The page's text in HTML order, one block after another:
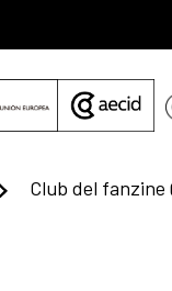
Club del fanzine